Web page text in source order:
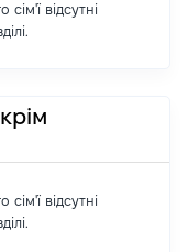
відсутні
відсутні